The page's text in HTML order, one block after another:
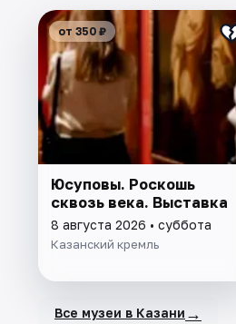
от 350 ₽
Юсуповы. Роскошь
сквозь века. Выставка
8 августа 2026 • суббота
Казанский кремль
Все музеи в Казани →